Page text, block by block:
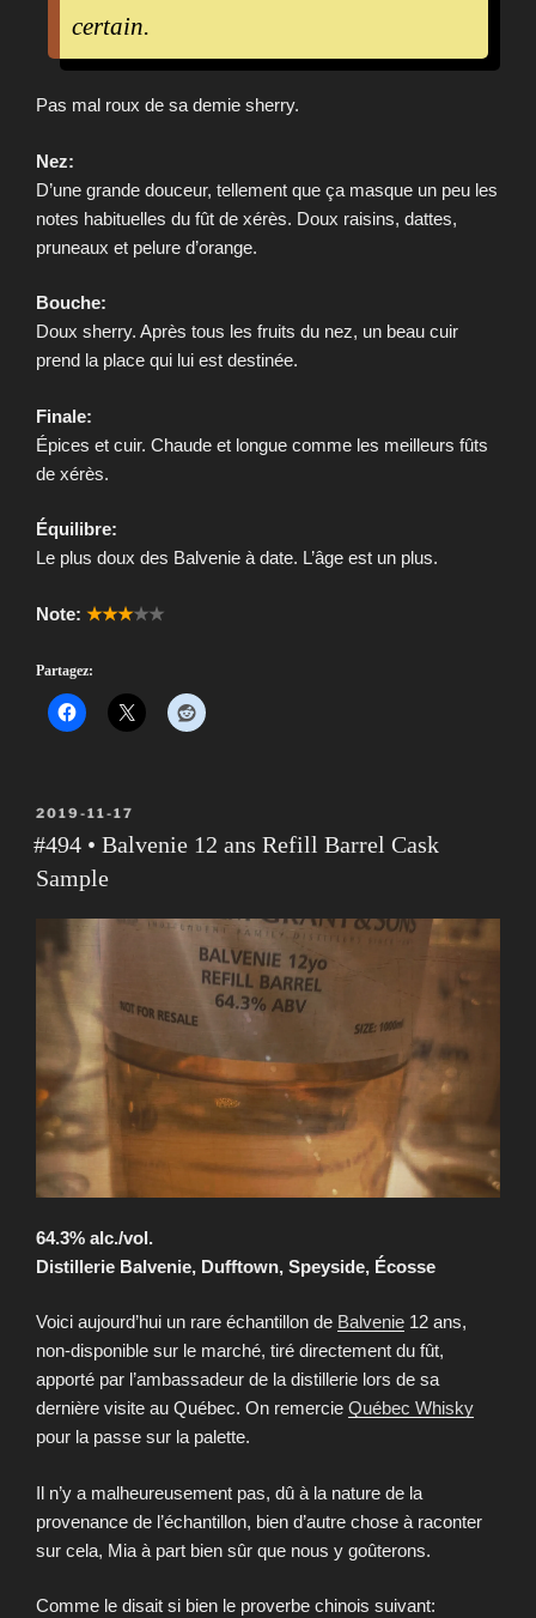
certain.
Pas mal roux de sa demie sherry.
Nez:
D’une grande douceur, tellement que ça masque un peu les
notes habituelles du fût de xérès. Doux raisins, dattes,
pruneaux et pelure d’orange.
Bouche:
Doux sherry. Après tous les fruits du nez, un beau cuir
prend la place qui lui est destinée.
Finale:
Épices et cuir. Chaude et longue comme les meilleurs fûts
de xérès.
Équilibre:
Le plus doux des Balvenie à date. L’âge est un plus.
Note: ★★★★★
Partagez:
PUBLIÉ
LE
2019-11-17
#494 • Balvenie 12 ans Refill Barrel Cask
Sample
64.3% alc./vol.
Distillerie Balvenie, Dufftown, Speyside, Écosse
Voici aujourd’hui un rare échantillon de Balvenie 12 ans,
non-disponible sur le marché, tiré directement du fût,
apporté par l’ambassadeur de la distillerie lors de sa
dernière visite au Québec. On remercie Québec Whisky
pour la passe sur la palette.
Il n’y a malheureusement pas, dû à la nature de la
provenance de l’échantillon, bien d’autre chose à raconter
sur cela, Mia à part bien sûr que nous y goûterons.
Comme le disait si bien le proverbe chinois suivant: